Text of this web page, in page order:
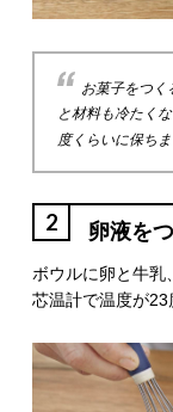
お菓子をつく
と材料も冷たく
度くらいに保ちま
2 卵液を
ボウルに卵と牛乳
芯温計で温度が23